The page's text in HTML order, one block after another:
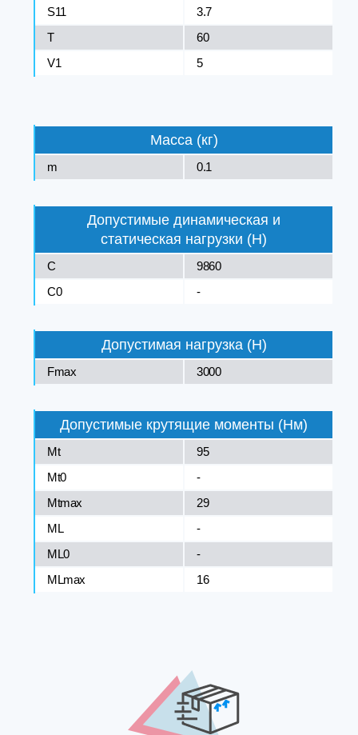
S11
3.7
T
60
V1
5
Масса (кг)
m 0.1
Допустимые динамическая и
статическая нагрузки (Н)
C
9860
C0
-
Допустимая нагрузка (Н)
Fmax 3000
Допустимые крутящие моменты (Нм)
Mt
95
Mt0
-
Mtmax
29
ML
-
ML0
-
MLmax
16